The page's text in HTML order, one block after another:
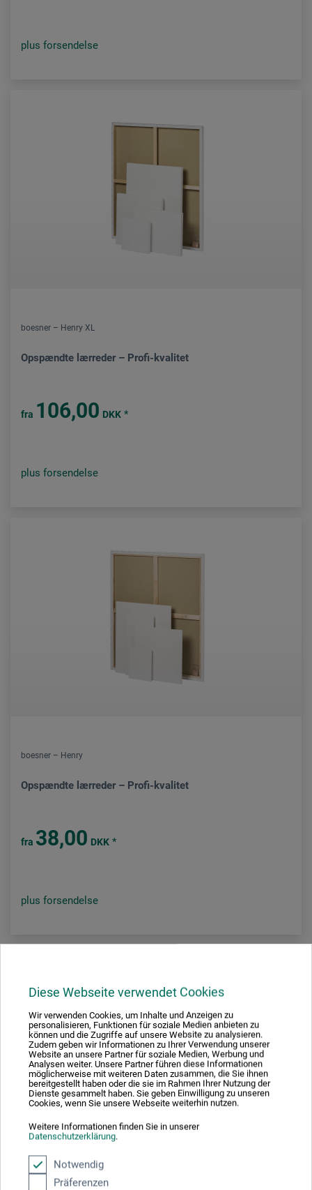
Diese Webseite verwendet Cookies
Wir verwenden Cookies, um Inhalte und Anzeigen zu
personalisieren, Funktionen für soziale Medien anbieten zu
können und die Zugriffe auf unsere Website zu analysieren.
Zudem geben wir Informationen zu Ihrer Verwendung unserer
Website an unsere Partner für soziale Medien, Werbung und
Analysen weiter. Unsere Partner führen diese Informationen
möglicherweise mit weiteren Daten zusammen, die Sie ihnen
bereitgestellt haben oder die sie im Rahmen Ihrer Nutzung der
Dienste gesammelt haben. Sie geben Einwilligung zu unseren
Cookies, wenn Sie unsere Webseite weiterhin nutzen.
Weitere Informationen finden Sie in unserer
Datenschutzerklärung.
Notwendig
Präferenzen
plus forsendelse
boesner – Henry XL
Opspændte lærreder – Profi-kvalitet
fra 106,00 DKK *
plus forsendelse
boesner – Henry
Opspændte lærreder – Profi-kvalitet
fra 38,00 DKK *
plus forsendelse